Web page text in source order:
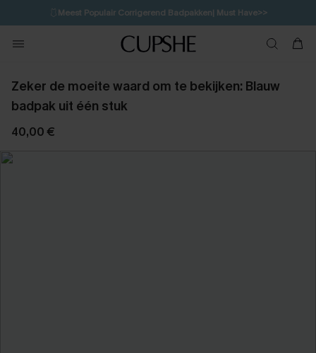
🩱Meest Populair Corrigerend Badpakken| Must Have>>
💌Abonneer je & ontvang tot 15% korting>>
Koop 3, krijg 15% korting | CODE: SW15
Zeker de moeite waard om te bekijken: Blauw
badpak uit één stuk
40,00 €